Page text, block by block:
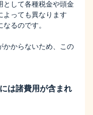
として各種税金や頭金
よっても異なります
るのです。
かからないため、この
は諸費用が含まれ